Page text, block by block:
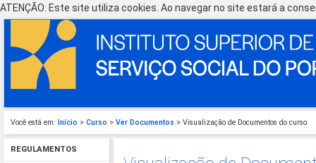
ATENÇÃO: Este site utiliza cookies. Ao navegar no site estará a
Você está em: Início > Curso > Ver Documentos > Visualização de Documentos do curso
REGULAMENTOS